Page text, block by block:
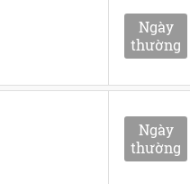
Ngày
thường
Ngày
thường